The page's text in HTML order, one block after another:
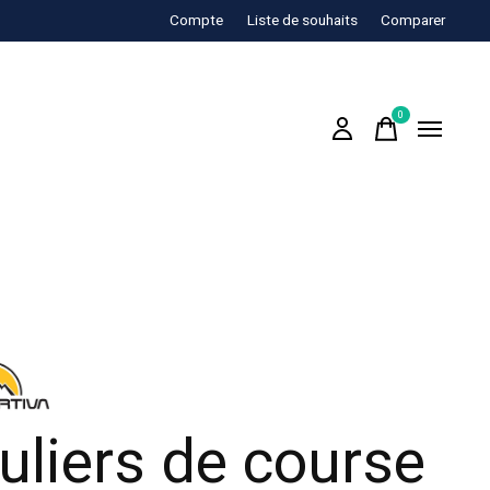
Compte Liste de souhaits Comparer
0items
de course